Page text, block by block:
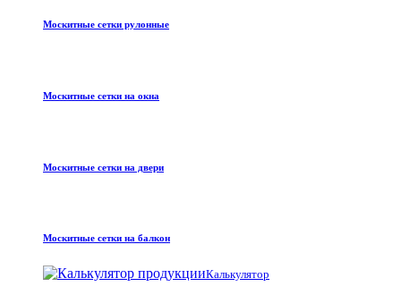
Москитные сетки рулонные
Москитные сетки на окна
Москитные сетки на двери
Москитные сетки на балкон
Калькулятор